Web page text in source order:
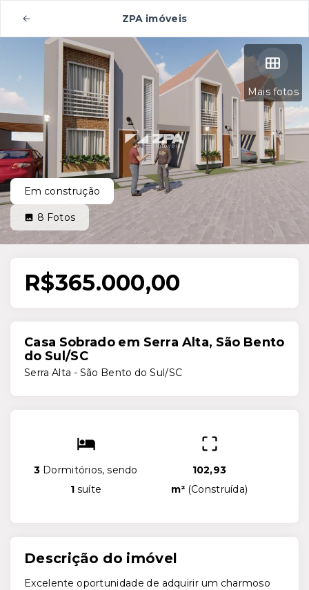
ZPA imóveis
Mais fotos
Em construção
8 Fotos
R$365.000,00
Casa Sobrado em Serra Alta, São Bento
do Sul/SC
Serra Alta - São Bento do Sul/SC
3 Dormitórios, sendo
1 suíte
102,93
m² (Construída)
Descrição do imóvel
Excelente oportunidade de adquirir um charmoso